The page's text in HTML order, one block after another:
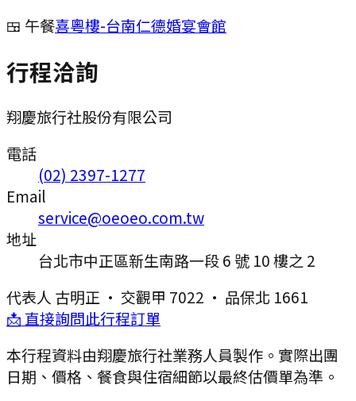
🍱 午餐喜粵樓-台南仁德婚宴會館
行程洽詢
翔慶旅行社股份有限公司
電話
(02) 2397-1277
Email
service@oeoeo.com.tw
地址
台北市中正區新生南路一段 6 號 10 樓之 2
代表人 古明正 · 交觀甲 7022 · 品保北 1661
📩 直接詢問此行程訂單
本行程資料由翔慶旅行社業務人員製作。實際出團
日期、價格、餐食與住宿細節以最終估價單為準。